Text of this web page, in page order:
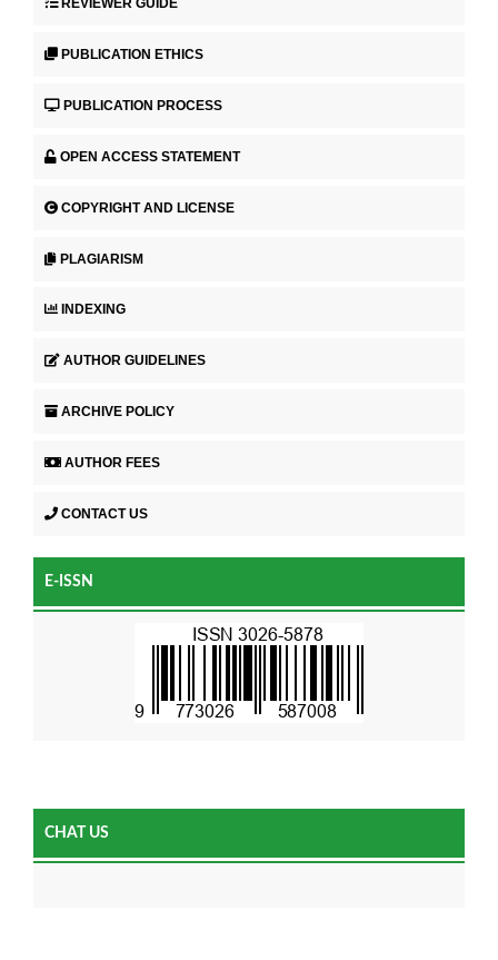
PUBLICATION ETHICS
PUBLICATION PROCESS
OPEN ACCESS STATEMENT
COPYRIGHT AND LICENSE
PLAGIARISM
INDEXING
AUTHOR GUIDELINES
ARCHIVE POLICY
AUTHOR FEES
CONTACT US
E-ISSN
CHAT US